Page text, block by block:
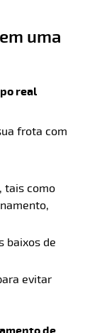
uma
real
frota com
tais como
baixos de
evitar